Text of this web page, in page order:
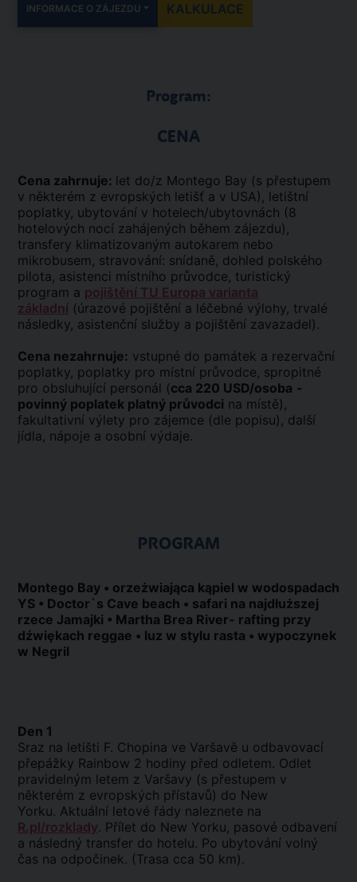
INFORMACE O ZÁJEZDU KALKULACE
Program:
CENA
Cena zahrnuje: let do/z Montego Bay (s přestupem
v některém z evropských letišť a v USA), letištní
poplatky, ubytování v hotelech/ubytovnách (8
hotelových nocí zahájených během zájezdu),
transfery klimatizovaným autokarem nebo
mikrobusem, stravování: snídaně, dohled polského
pilota, asistenci místního průvodce, turistický
program a pojištění TU Europa varianta
základní (úrazové pojištění a léčebné výlohy, trvalé
následky, asistenční služby a pojištění zavazadel).
Cena nezahrnuje: vstupné do památek a rezervační
poplatky, poplatky pro místní průvodce, spropitné
pro obsluhující personál (cca 220 USD/osoba -
povinný poplatek platný průvodci na místě),
fakultativní výlety pro zájemce (dle popisu), další
jídla, nápoje a osobní výdaje.
PROGRAM
Montego Bay • orzeżwiająca kąpiel w wodospadach
YS • Doctor`s Cave beach • safari na najdłuższej
rzece Jamajki • Martha Brea River- rafting przy
dźwiękach reggae • luz w stylu rasta • wypoczynek
w Negril
Den 1
Sraz na letišti F. Chopina ve Varšavě u odbavovací
přepážky Rainbow 2 hodiny před odletem. Odlet
pravidelným letem z Varšavy (s přestupem v
některém z evropských přístavů) do New
Yorku. Aktuální letové řády naleznete na
R.pl/rozklady. Přílet do New Yorku, pasové odbavení
a následný transfer do hotelu. Po ubytování volný
čas na odpočinek. (Trasa cca 50 km).